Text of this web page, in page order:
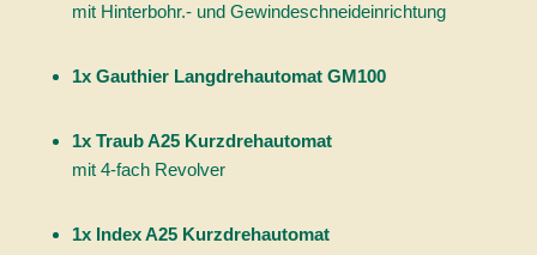
mit Hinterbohr.- und Gewindeschneideinrichtung
1x Gauthier Langdrehautomat GM100
1x Traub A25 Kurzdrehautomat
mit 4-fach Revolver
1x Index A25 Kurzdrehautomat